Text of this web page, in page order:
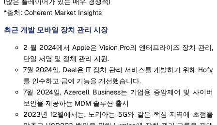
*출처: Coherent Market Insights
최근 개발 모바일 장치 관리 시장
2 월 2024에서 Apple은 Vision Pro의 엔터프라이즈 장치 관리,
단일 서명 및 정체 관리 지원.
7월 2024일, Deel은 IT 장치 관리 서비스를 개발하기 위해 Hofy
를 인수하고 급여 기능을 개선했습니다.
7월 2024일, Azercell Business는 기업용 중앙제어 및 사이버
보안을 제공하는 MDM 솔루션 출시
2023년 12월에서는, 노키아는 5G와 같은 핵심 지역에 초점을